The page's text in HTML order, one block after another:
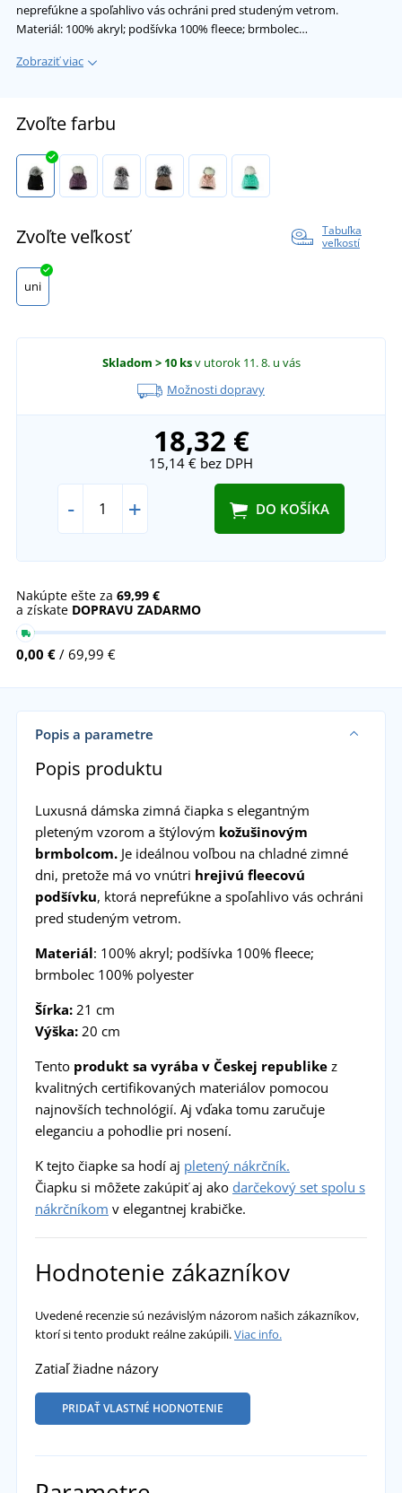
neprefúkne a spoľahlivo vás ochráni pred studeným vetrom.
Materiál: 100% akryl; podšívka 100% fleece; brmbolec…
Zobraziť viac
Zvoľte farbu
Zvoľte veľkosť
Tabuľka
veľkostí
uni
Skladom > 10 ksv utorok 11. 8. u vás
Možnosti dopravy
18,32 €
15,14 € bez DPH
- + DO KOŠÍKA
Nakúpte ešte za 69,99 €
a získate DOPRAVU ZADARMO
0,00 € / 69,99 €
Popis a parametre
Popis produktu
Luxusná dámska zimná čiapka s elegantným
pleteným vzorom a štýlovým kožušinovým
brmbolcom.Je ideálnou voľbou na chladné zimné
dni, pretože má vo vnútri hrejivú fleecovú
podšívku, ktorá neprefúkne a spoľahlivo vás ochráni
pred studeným vetrom.
Materiál: 100% akryl; podšívka 100% fleece;
brmbolec 100% polyester
Šírka:21 cm
Výška:20 cm
Tento produkt sa vyrába v Českej republikez
kvalitných certifikovaných materiálov pomocou
najnovších technológií. Aj vďaka tomu zaručuje
eleganciu a pohodlie pri nosení.
K tejto čiapke sa hodí aj pletený nákrčník.
Čiapku si môžete zakúpiť aj ako darčekový set spolu s
nákrčníkom v elegantnej krabičke.
Hodnotenie zákazníkov
Uvedené recenzie sú nezávislým názorom našich zákazníkov,
ktorí si tento produkt reálne zakúpili.Viac info.
Zatiaľ žiadne názory
PRIDAŤ VLASTNÉ HODNOTENIE